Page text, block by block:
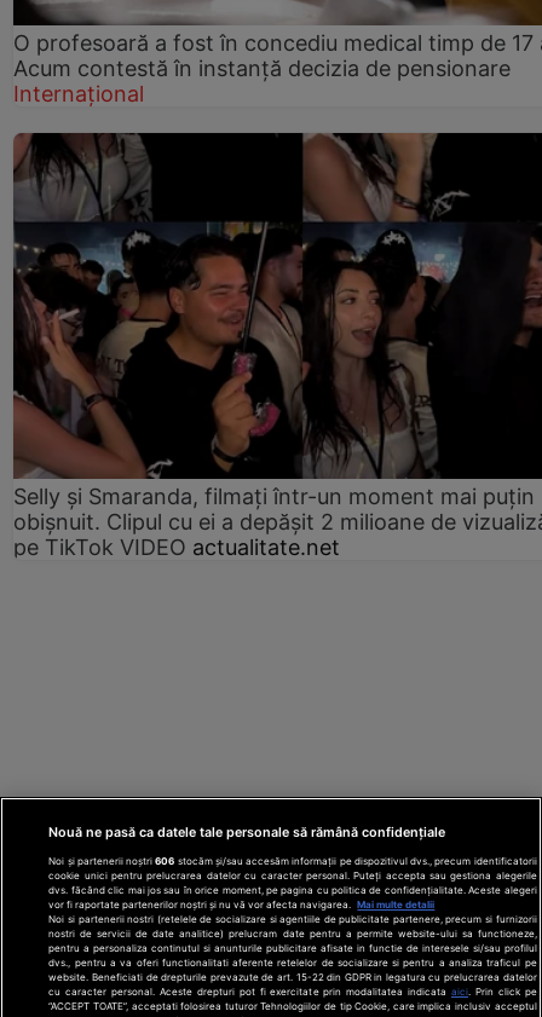
O profesoară a fost în concediu medical timp de 17
Acum contestă în instanță decizia de pensionare
Internațional
Selly și Smaranda, filmați într-un moment mai puțin
obișnuit. Clipul cu ei a depășit 2 milioane de
pe TikTok VIDEO actualitate.net
Din rețeaua Adevărul Holding:Adevarul.ro
Click.roClickPoftaBuna.roClickSanatate.ro
ClickPentruFemei.roDilemaVeche.ro
OkMagazine.roHistoria.ro
Nouă ne pasă ca datele tale personale să rămână confidențiale
Noi și partenerii noștri606 stocăm și/sau accesăm informații pe dispozitivul dvs., precum identificatorii
cookie unici pentru prelucrarea datelor cu caracter personal. Puteți accepta sau gestiona alegerile
dvs. făcând clic mai jos sau în orice moment, pe pagina cu politica de confidențialitate. Aceste alegeri
vor fi raportate partenerilor noștri și nu vă vor afecta navigarea.
Mai multe detalii
Noi si partenerii nostri (retelele de socializare si agentiile de publicitate partenere, precum si furnizorii
nostri de servicii de date analitice) prelucram date pentru a permite website-ului sa functioneze,
pentru a personaliza continutul si anunturile publicitare afisate in functie de interesele si/sau profilul
dvs., pentru a va oferi functionalitati aferente retelelor de socializare si pentru a analiza traficul pe
website. Beneficiati de drepturile prevazute de art. 15-22 din GDPR in legatura cu prelucrarea datelor
cu caracter personal. Aceste drepturi pot fi exercitate prin modalitatea indicata aici. Prin click pe
“ACCEPT TOATE”, acceptati folosirea tuturor Tehnologiilor de tip Cookie, care implica inclusiv acceptul